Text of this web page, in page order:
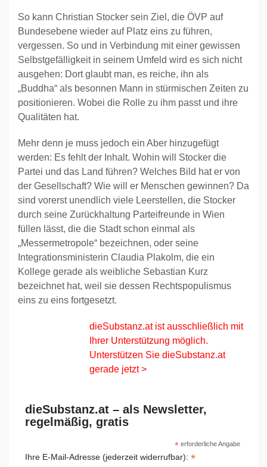
So kann Christian Stocker sein Ziel, die ÖVP auf
Bundesebene wieder auf Platz eins zu führen,
vergessen. So und in Verbindung mit einer gewissen
Selbstgefälligkeit in seinem Umfeld wird es sich nicht
ausgehen: Dort glaubt man, es reiche, ihn als
„Buddha“ als besonnen Mann in stürmischen Zeiten zu
positionieren. Wobei die Rolle zu ihm passt und ihre
Qualitäten hat.
Mehr denn je muss jedoch ein Aber hinzugefügt
werden: Es fehlt der Inhalt. Wohin will Stocker die
Partei und das Land führen? Welches Bild hat er von
der Gesellschaft? Wie will er Menschen gewinnen? Da
sind vorerst unendlich viele Leerstellen, die Stocker
durch seine Zurückhaltung Parteifreunde in Wien
füllen lässt, die die Stadt schon einmal als
„Messermetropole“ bezeichnen, oder seine
Integrationsministerin Claudia Plakolm, die ein
Kollege gerade als weibliche Sebastian Kurz
bezeichnet hat, weil sie dessen Rechtspopulismus
eins zu eins fortgesetzt.
dieSubstanz.at ist ausschließlich mit
Ihrer Unterstützung möglich.
Unterstützen Sie dieSubstanz.at
gerade jetzt >
dieSubstanz.at – als Newsletter,
regelmäßig, gratis
*erforderliche Angabe
Ihre E-Mail-Adresse (jederzeit widerrufbar): *